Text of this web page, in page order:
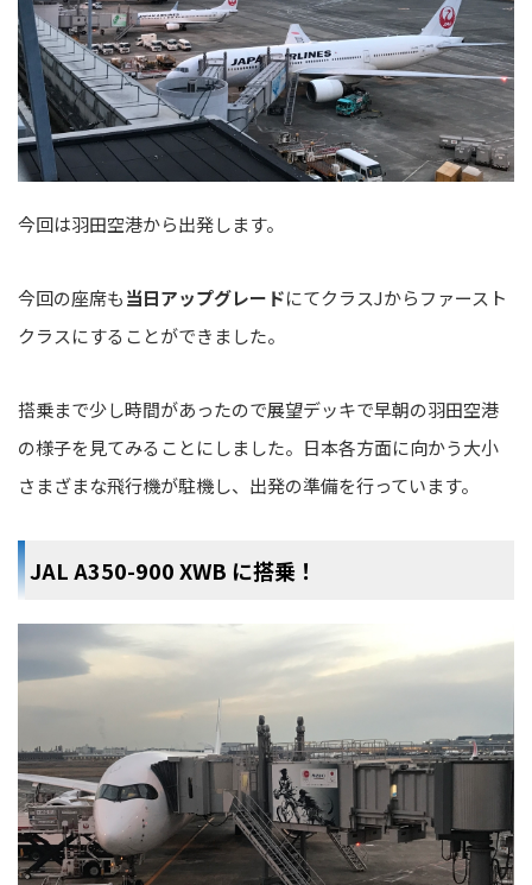
今回は羽田空港から出発します。
今回の座席も当日アップグレードにてクラスJからファースト
クラスにすることができました。
搭乗まで少し時間があったので展望デッキで早朝の羽田空港
の様子を見てみることにしました。日本各方面に向かう大小
さまざまな飛行機が駐機し、出発の準備を行っています。
JAL A350-900 XWB に搭乗！